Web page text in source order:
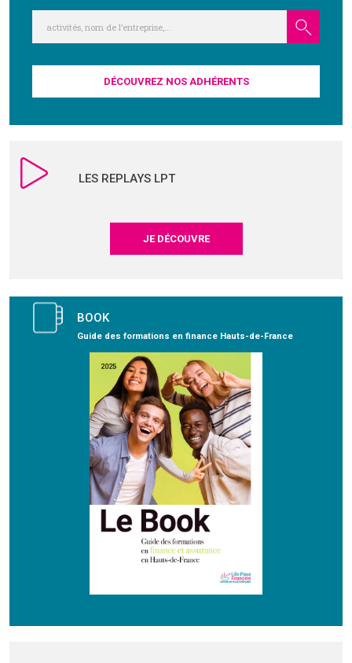
DÉCOUVREZ NOS ADHÉRENTS
LES REPLAYS LPT
JE DÉCOUVRE
BOOK
Guide des formations en finance Hauts-de-France